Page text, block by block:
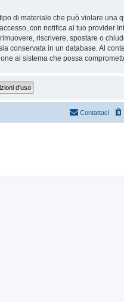
di materiale che può violare una
con notifica al tuo provider
riscrivere, spostare o
conservata in un database. Al
al sistema che possa
Contattaci